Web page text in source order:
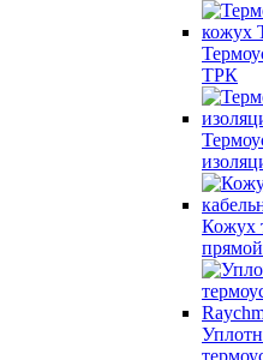
ТРК
Кожух